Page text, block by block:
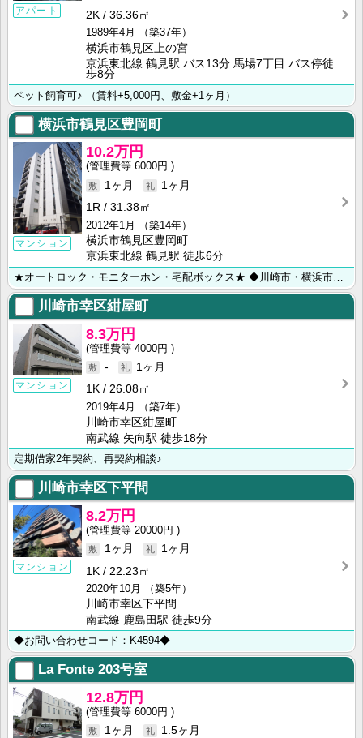
アパート
2K
36.36㎡
1989年4月
（築37年）
横浜市鶴見区上の宮
京浜東北線 鶴見駅 バス13分 馬場7丁目 バス停徒
歩8分
ペット飼育可♪ （賃料+5,000円、敷金+1ヶ月）
横浜市鶴見区豊岡町
マンション
10.2万円
6000円
1ヶ月
1ヶ月
1R
31.38㎡
2012年1月
（築14年）
横浜市鶴見区豊岡町
京浜東北線 鶴見駅 徒歩6分
★オートロック・モニターホン・宅配ボックス★ ◆川崎市・横浜市のお部屋探しは【㈱ライフハウジング川崎･･･
川崎市幸区紺屋町
マンション
8.3万円
4000円
-
1ヶ月
1K
26.08㎡
2019年4月
（築7年）
川崎市幸区紺屋町
南武線 矢向駅 徒歩18分
定期借家2年契約、再契約相談♪
川崎市幸区下平間
マンション
8.2万円
20000円
1ヶ月
1ヶ月
1K
22.23㎡
2020年10月
（築5年）
川崎市幸区下平間
南武線 鹿島田駅 徒歩9分
◆お問い合わせコード：K4594◆
La Fonte 203号室
12.8万円
6000円
1ヶ月
1.5ヶ月